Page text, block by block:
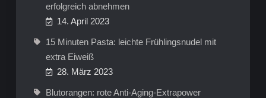
erfolgreich abnehmen
14. April 2023
15 Minuten Pasta: leichte Frühlingsnudel mit
extra Eiweiß
28. März 2023
Blutorangen: rote Anti-Aging-Extrapower